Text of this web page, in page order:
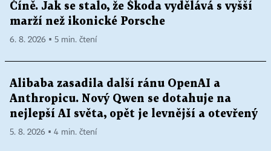
Číně. Jak se stalo, že Škoda vydělává s vyšší
marží než ikonické Porsche
6. 8. 2026 ▪ 5 min. čtení
Alibaba zasadila další ránu OpenAI a
Anthropicu. Nový Qwen se dotahuje na
nejlepší AI světa, opět je levnější a otevřený
5. 8. 2026 ▪ 4 min. čtení